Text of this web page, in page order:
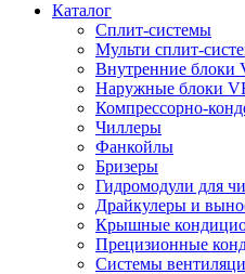
Каталог
Сплит-системы
Мульти сплит-
Внутренние блоки
Наружные блоки
Компрессорно-
Чиллеры
Фанкойлы
Бризеры
Гидромодули для
Драйкулеры и
Крышные
Прецизионные
Системы